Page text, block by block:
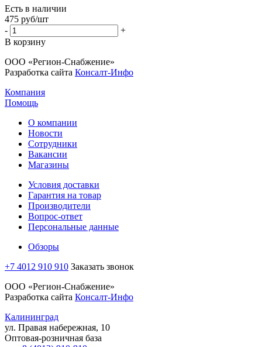
Есть в наличии
475 руб/шт
-
+
В корзину
ООО «Регион-Снабжение»
Разработка сайта Консалт-Инфо
Компания
Помощь
О компании
Новости
Сотрудники
Вакансии
Магазины
Условия доставки
Гарантия на товар
Производители
Вопрос-ответ
Персональные данные
Обзоры
+7 4012 910 910 Заказать звонок
ООО «Регион-Снабжение»
Разработка сайта Консалт-Инфо
Калининград
ул. Правая набережная, 10
Оптовая-розничная база